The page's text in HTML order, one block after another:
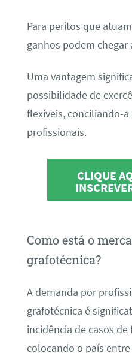
Para peritos que
ganhos podem chegar
Uma vantagem
possibilidade de
flexíveis, conciliando-
profissionais.
CLIQUE
Como está o
grafotécnica?
A demanda por
grafotécnica é
incidência de casos
colocando o país